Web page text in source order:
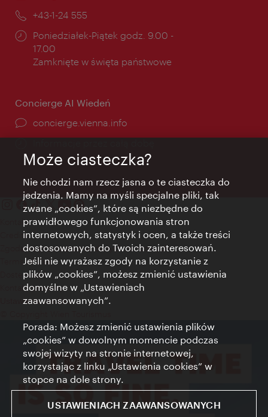
Telefon:
+43-1-24 555
Godziny
otwarcia:
Poniedziałek-Piątek godz. 9.00 -
17.00
Zamknięte w święta państwowe
Concierge AI Wiedeń
concierge.vienna.info
Kontakt
Credits
Zgoda na przetwarzanie danych osobowych
Terms of Use
Dostępność
Kontakt prasowy
Ustawienia cookies
Może ciasteczka?
Nie chodzi nam rzecz jasna o te ciasteczka do
jedzenia. Mamy na myśli specjalne pliki, tak
zwane „cookies”, które są niezbędne do
prawidłowego funkcjonowania stron
internetowych, statystyk i ocen, a także treści
dostosowanych do Twoich zainteresowań.
Jeśli nie wyrażasz zgody na korzystanie z
plików „cookies”, możesz zmienić ustawienia
domyślne w „Ustawieniach
zaawansowanych”.
Porada: Możesz zmienić ustawienia plików
„cookies” w dowolnym momencie podczas
swojej wizyty na stronie internetowej,
korzystając z linku „Ustawienia cookies” w
stopce na dole strony.
USTAWIENIACH ZAAWANSOWANYCH